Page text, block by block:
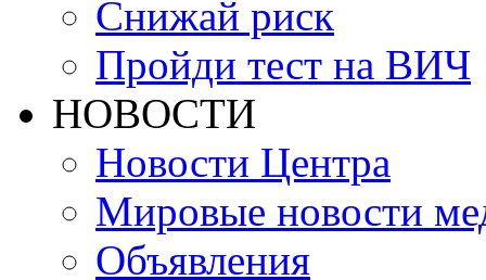
Снижай риск
Пройди тест на ВИЧ
НОВОСТИ
Новости Центра
Мировые новости
Объявления